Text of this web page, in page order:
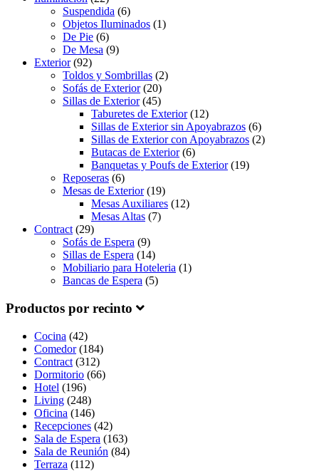
Suspendida (6)
Objetos Iluminados (1)
De Pie (6)
De Mesa (9)
Exterior(92)
Toldos y Sombrillas (2)
Sofás de Exterior(20)
Sillas de Exterior(45)
Taburetes de Exterior(12)
Sillas de Exterior sin Apoyabrazos (6)
Sillas de Exterior con Apoyabrazos (2)
Butacas de Exterior(6)
Banquetas y Poufs de Exterior(19)
Reposeras (6)
Mesas de Exterior(19)
Mesas Auxiliares (12)
Mesas Altas (7)
Contract (29)
Sofás de Espera (9)
Sillas de Espera (14)
Mobiliario para Hoteleria (1)
Bancas de Espera (5)
Productos por recinto
Cocina (42)
Comedor(184)
Contract (312)
Dormitorio (66)
Hotel (196)
Living (248)
Oficina (146)
Recepciones (42)
Sala de Espera (163)
Sala de Reunión (84)
Terraza (112)